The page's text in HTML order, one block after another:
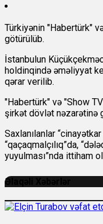
Türkiyənin "Habertürk"
götürülüb.
İstanbulun
holdinqində əməliyyat
qərar verilib.
"Habertürk" və "Show
şirkət dövlət nəzarətinə
Saxlanılanlar
“qaçaqmalçılıq”da,
yuyulması”nda ittiham
Əlaqəli Xəbərlər